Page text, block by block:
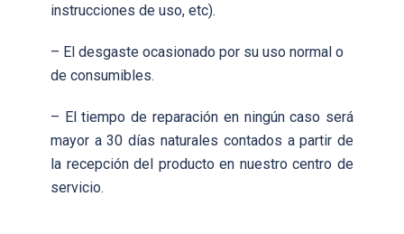
instrucciones de uso, etc).
– El desgaste ocasionado por su uso normal o
de consumibles.
– El tiempo de reparación en ningún caso será
mayor a 30 días naturales contados a partir de
la recepción del producto en nuestro centro de
servicio.